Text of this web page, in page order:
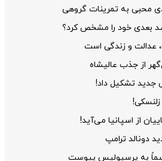
محبی به تمرینات گروهی
بعدی خود را مشخص کرد؟
عدالت و زندگی است
از جذب عالیشاه
جدید تشکیل داد!
از اسپانیا می‌آید!
دونالد ترامپ
به پرسپولیس پیوست